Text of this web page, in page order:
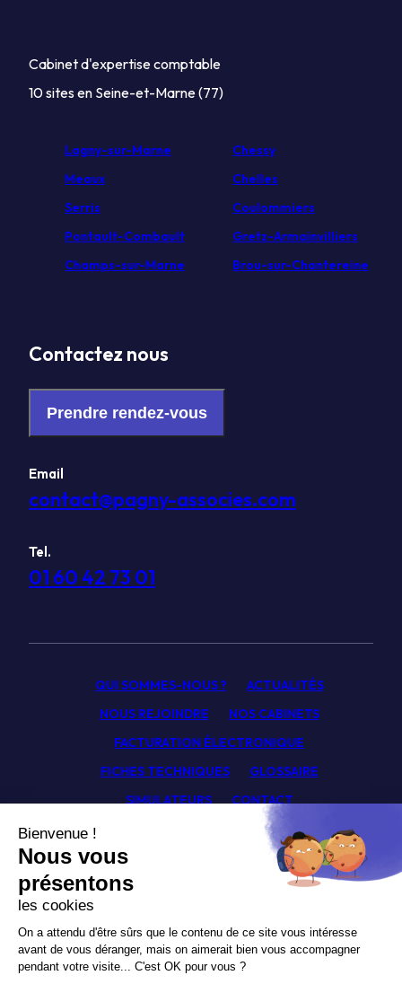
Cabinet d'expertise comptable
10 sites en Seine-et-Marne (77)
Lagny-sur-Marne
Chessy
Meaux
Chelles
Serris
Coulommiers
Pontault-Combault
Gretz-Armainvilliers
Champs-sur-Marne
Brou-sur-Chantereine
Contactez nous
Prendre rendez-vous
Email
contact@pagny-associes.com
Tel.
01 60 42 73 01
QUI SOMMES-NOUS ?
ACTUALITÉS
NOUS REJOINDRE
NOS CABINETS
FACTURATION ÉLECTRONIQUE
FICHES TECHNIQUES
GLOSSAIRE
SIMULATEURS
CONTACT
Facebook
Linkedin
Politique de confidentialité
Mentions légales